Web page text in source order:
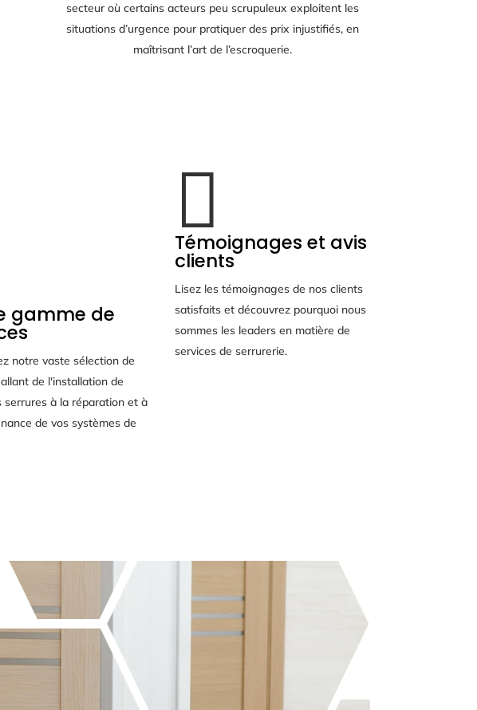
secteur où certains acteurs peu scrupuleux exploitent les
situations d’urgence pour pratiquer des prix injustifiés, en
maîtrisant l’art de l’escroquerie.
gamme de
notre vaste sélection de
de l'installation de
serrures à la réparation et à
de vos systèmes de

Témoignages et avis
clients
Lisez les témoignages de nos clients
satisfaits et découvrez pourquoi nous
sommes les leaders en matière de
services de serrurerie.